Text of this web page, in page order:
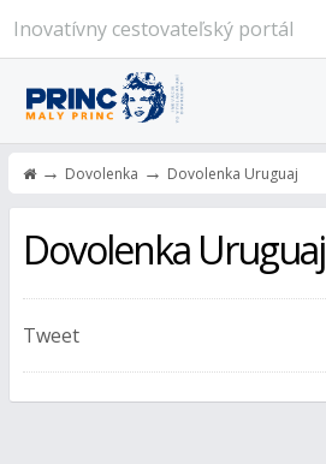
Inovatívny cestovateľský portál
→ Dovolenka → Dovolenka Uruguaj
Dovolenka Uruguaj
Tweet